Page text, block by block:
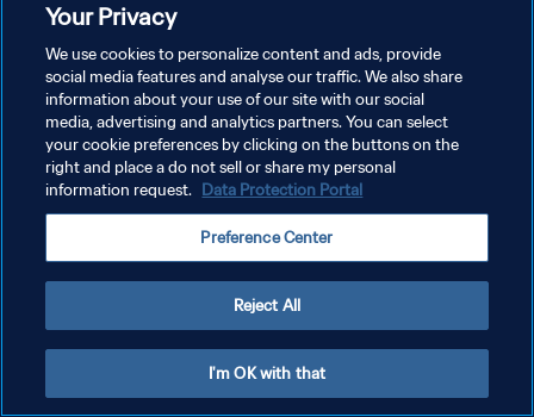
PRIVACY POLICY
TERMINI DI SERVIZIO
GESTISCI LE TUE PREFERENZE PER I COOKIES
Your Privacy
We use cookies to personalize content and ads, provide
social media features and analyse our traffic. We also share
information about your use of our site with our social
media, advertising and analytics partners. You can select
your cookie preferences by clicking on the buttons on the
right and place a do not sell or share my personal
information request. Data Protection Portal
Preference Center
Reject All
I'm OK with that